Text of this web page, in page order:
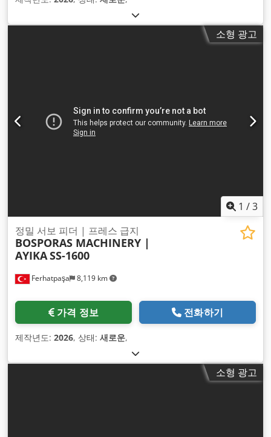
소형 광고
1 /3
Ferhatpaşa 8,119 km
정밀 서보 피더 | 프레스 급지
BOSPORAS MACHINERY |
AYIKASS-1600
가격 정보 전화하기
제작년도: 2026, 상태: 새로운,
소형 광고